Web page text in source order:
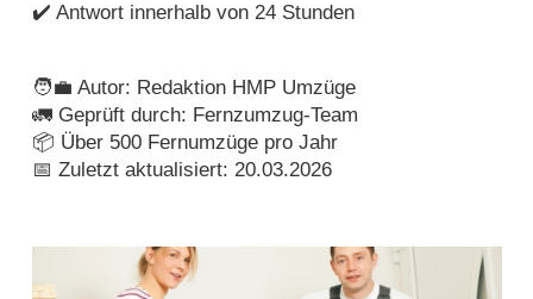
✔️ Antwort innerhalb von 24 Stunden
🧑‍💼 Autor: Redaktion HMP Umzüge
🚛 Geprüft durch: Fernzumzug-Team
📦 Über 500 Fernumzüge pro Jahr
📅 Zuletzt aktualisiert: 20.03.2026